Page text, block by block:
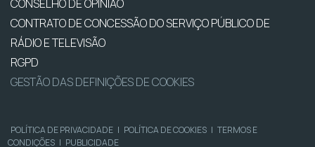
CONSELHO DE OPINIÃO
CONTRATO DE CONCESSÃO DO SERVIÇO PÚBLICO DE
RÁDIO E TELEVISÃO
RGPD
GESTÃO DAS DEFINIÇÕES DE COOKIES
POLÍTICA DE PRIVACIDADE | POLÍTICA DE COOKIES | TERMOS E
CONDIÇÕES | PUBLICIDADE